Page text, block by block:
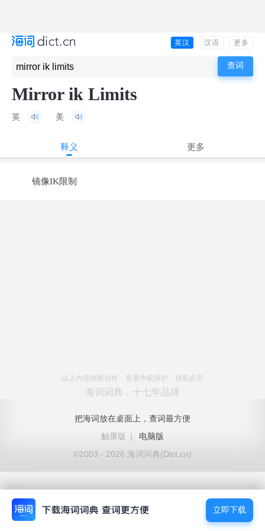
英汉 汉语 更多
Mirror ik Limits
英 美
释义 更多
镜像IK限制
以上内容独家创作，受著作权保护，侵权必究
海词词典，十七年品牌
把海词放在桌面上，查词最方便
触屏版
|
电脑版
©2003 - 2026 海词词典(Dict.cn)
立即下载
立即下载